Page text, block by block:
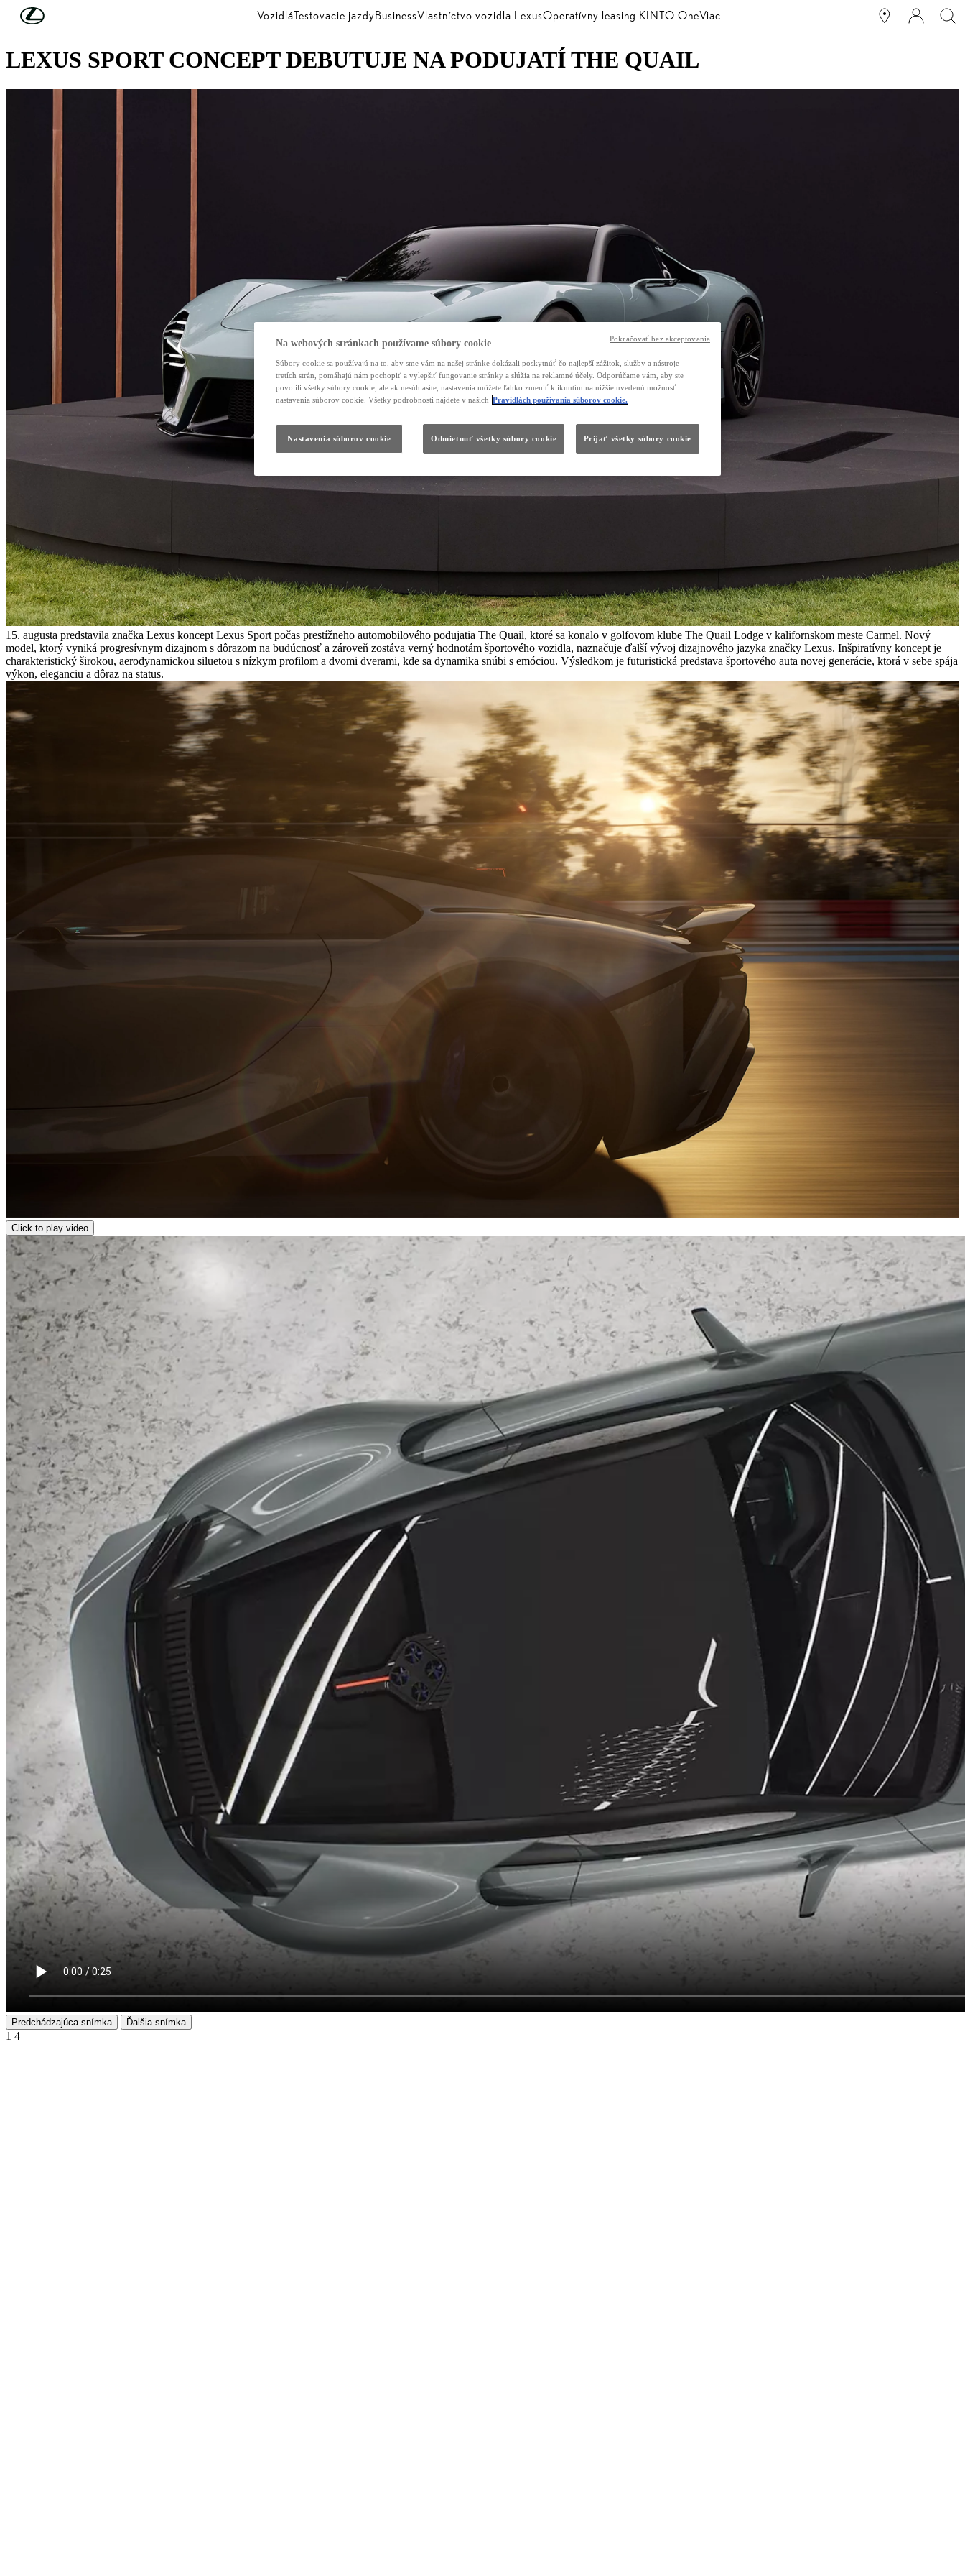
Skip to Main Content VozidláTestovacie jazdyBusinessVlastníctvo vozidla LexusOperatívny leasing KINTO OneViac
PEBBLE BEACH, CALIFORNIA
LEXUS SPORT CONCEPT DEBUTUJE NA PODUJATÍ THE QUAIL
15. augusta predstavila značka Lexus koncept Lexus Sport počas prestížneho automobilového podujatia The Quail, ktoré sa konalo v golfovom klube The Quail Lodge v kalifornskom meste Carmel. Nový
model, ktorý vyniká progresívnym dizajnom s dôrazom na budúcnosť a zároveň zostáva verný hodnotám športového vozidla, naznačuje ďalší vývoj dizajnového jazyka značky Lexus. Inšpiratívny koncept je
charakteristický širokou, aerodynamickou siluetou s nízkym profilom a dvomi dverami, kde sa dynamika snúbi s emóciou. Výsledkom je futuristická predstava športového auta novej generácie, ktorá v sebe spája
výkon, eleganciu a dôraz na status.
Click to play video
Predchádzajúca snímka Ďalšia snímka
1 4
Na webových stránkach používame súbory cookie
Súbory cookie sa používajú na to, aby sme vám na našej stránke dokázali poskytnúť čo najlepší zážitok, služby a nástroje
tretích strán, pomáhajú nám pochopiť a vylepšiť fungovanie stránky a slúžia na reklamné účely. Odporúčame vám, aby ste
povolili všetky súbory cookie, ale ak nesúhlasíte, nastavenia môžete ľahko zmeniť kliknutím na nižšie uvedenú možnosť
nastavenia súborov cookie. Všetky podrobnosti nájdete v našich Pravidlách používania súborov cookie.
Odmietnuť všetky súbory cookie Prijať všetky súbory cookie
Nastavenia súborov cookie
Pokračovať bez akceptovania